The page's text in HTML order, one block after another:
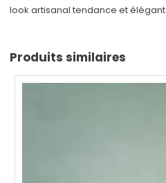
look artisanal tendance et élégant
Produits similaires